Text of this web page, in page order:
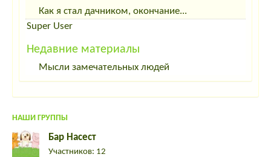
Как я стал дачником, окончание...
Super User
Недавние материалы
Мысли замечательных людей
НАШИ ГРУППЫ
Бар Насест
Участников: 12